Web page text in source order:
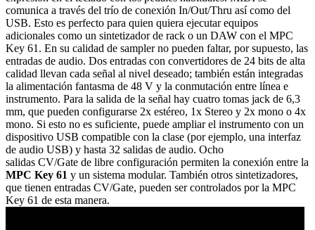
comunica a través del trío de conexión In/Out/Thru así como del
USB. Esto es perfecto para quien quiera ejecutar equipos
adicionales como un sintetizador de rack o un DAW con el MPC
Key 61. En su calidad de sampler no pueden faltar, por supuesto, las
entradas de audio. Dos entradas con convertidores de 24 bits de alta
calidad llevan cada señal al nivel deseado; también están integradas
la alimentación fantasma de 48 V y la conmutación entre línea e
instrumento. Para la salida de la señal hay cuatro tomas jack de 6,3
mm, que pueden configurarse 2x estéreo, 1x Stereo y 2x mono o 4x
mono. Si esto no es suficiente, puede ampliar el instrumento con un
dispositivo USB compatible con la clase (por ejemplo, una interfaz
de audio USB) y hasta 32 salidas de audio. Ocho
salidas CV/Gate de libre configuración permiten la conexión entre la
MPC Key 61 y un sistema modular. También otros sintetizadores,
que tienen entradas CV/Gate, pueden ser controlados por la MPC
Key 61 de esta manera.